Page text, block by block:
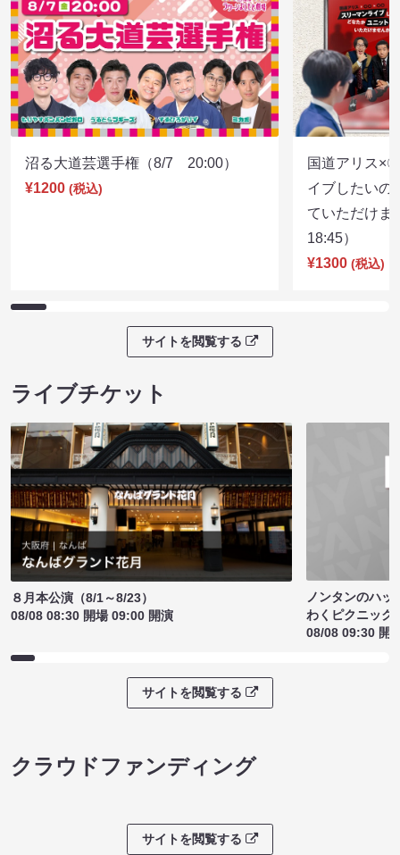
沼る大道芸選手権（8/7 20:00）
¥1200 (税込)
国道アリス×
イブしたいの
ていただけ
18:45）
¥1300 (税込)
サイトを閲覧する
ライブチケット
８月本公演（8/1～8/23）
08/08 08:30 開場 09:00 開演
ノンタンのハッ
わくピクニック
08/08 09:30 開
サイトを閲覧する
クラウドファンディング
サイトを閲覧する